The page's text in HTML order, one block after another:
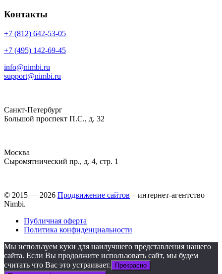
Контакты
+7 (812) 642-53-05
+7 (495) 142-69-45
info@nimbi.ru
support@nimbi.ru
Санкт-Петербург
Большой проспект П.С., д. 32
Москва
Сыромятнический пр., д. 4, стр. 1
© 2015 — 2026 Продвижение сайтов – интернет-агентство
Nimbi.
Публичная оферта
Политика конфиденциальности
Мы используем куки для наилучшего представления нашего
сайта. Если Вы продолжите использовать сайт, мы будем
считать что Вас это устраивает.
Прекрасно